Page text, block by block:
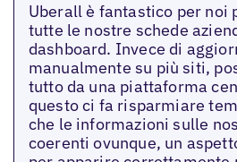
Uberall è fantastico per noi
tutte le nostre schede
dashboard. Invece di
manualmente su più siti,
tutto da una piattaforma
questo ci fa risparmiare
che le informazioni sulle
coerenti ovunque, un